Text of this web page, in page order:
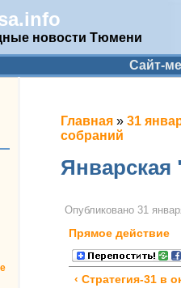
новости Тюмени
меню Сайт-
Вы здесь
Главная » 31
собраний
Опубликовано 31
Прямое действие
‹ Стратегия-31 в